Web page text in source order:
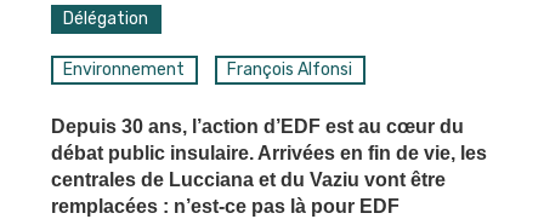
Délégation
Environnement François Alfonsi
Depuis 30 ans, l’action d’EDF est au cœur du
débat public insulaire. Arrivées en fin de vie, les
centrales de Lucciana et du Vaziu vont être
remplacées : n’est-ce pas là pour EDF